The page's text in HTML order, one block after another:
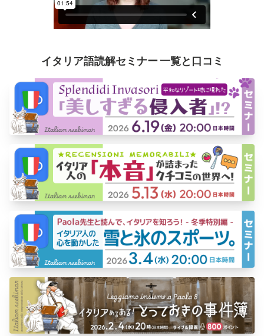
イタリア語読解セミナー 一覧と口コミ